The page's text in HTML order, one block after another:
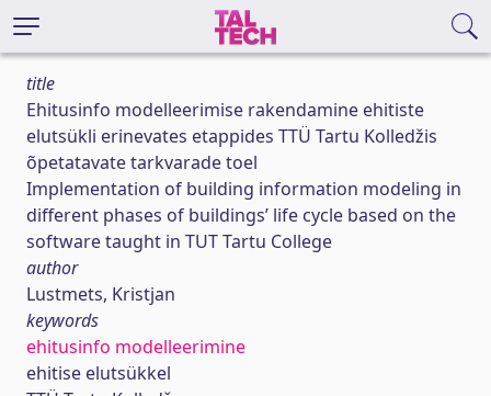
title
Ehitusinfo modelleerimise rakendamine ehitiste
elutsükli erinevates etappides TTÜ Tartu Kolledžis
õpetatavate tarkvarade toel
Implementation of building information modeling in
different phases of buildings’ life cycle based on the
software taught in TUT Tartu College
author
Lustmets, Kristjan
keywords
ehitusinfo modelleerimine
ehitise elutsükkel